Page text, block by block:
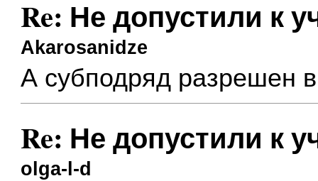
Re: Не допустили к
Akarosanidze
А субподряд разрешен в
Re: Не допустили к
olga-l-d